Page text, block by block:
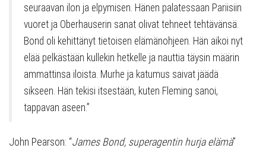
seuraavan ilon ja elpymisen. Hänen palatessaan Pariisiin
vuoret ja Oberhauserin sanat olivat tehneet tehtävänsä.
Bond oli kehittänyt tietoisen elämänohjeen. Hän aikoi nyt
elää pelkästään kullekin hetkelle ja nauttia täysin määrin
ammattinsa iloista. Murhe ja katumus saivat jäädä
sikseen. Hän tekisi itsestään, kuten Fleming sanoi,
tappavan aseen.”
John Pearson: “James Bond, superagentin hurja elämä”